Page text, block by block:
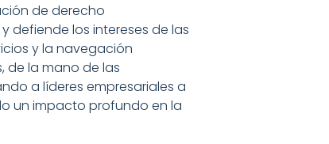
de derecho
defiende los intereses de las
y la navegación
de la mano de las
a líderes empresariales a
un impacto profundo en la